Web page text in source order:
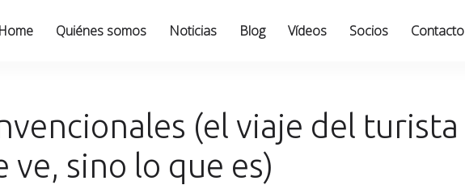
Home Quiénes somos Noticias Blog Vídeos Socios Contacto
(el viaje del turista
ve, sino lo que es)